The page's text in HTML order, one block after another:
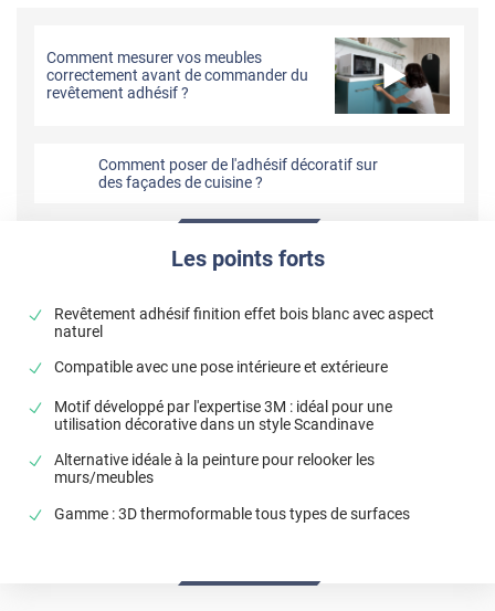
Comment mesurer vos meubles
correctement avant de commander du
revêtement adhésif ?
Comment poser de l'adhésif décoratif sur
des façades de cuisine ?
Les points forts
Revêtement adhésif finition effet bois blanc avec aspect
naturel
Compatible avec une pose intérieure et extérieure
Motif développé par l'expertise 3M : idéal pour une
utilisation décorative dans un style Scandinave
Alternative idéale à la peinture pour relooker les
murs/meubles
Gamme : 3D thermoformable tous types de surfaces